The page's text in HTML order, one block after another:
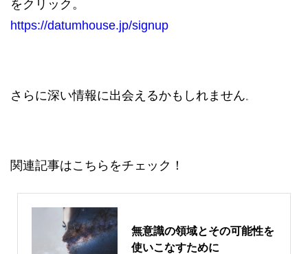
をクリック。
https://datumhouse.jp/signup
さらに深い情報に出会えるかもしれません 。
関連記事はこちらをチェック！
無意識の領域とその可能性を
使いこなすために